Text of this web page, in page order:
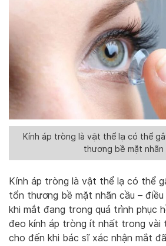
Kính áp tròng là vật thể lạ có thể
thương bề mặt nhãn
Kính áp tròng là vật thể lạ có thể
tổn thương bề mặt nhãn cầu –
khi mắt đang trong quá trình phục
đeo kính áp tròng ít nhất trong vài
cho đến khi bác sĩ xác nhận mắt